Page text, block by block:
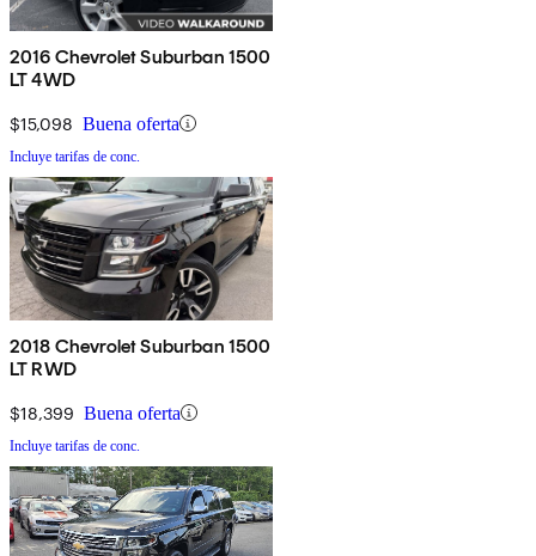
2016 Chevrolet Suburban 1500
LT 4WD
$15,098 Buena oferta
Incluye tarifas de conc.
2018 Chevrolet Suburban 1500
LT RWD
$18,399 Buena oferta
Incluye tarifas de conc.